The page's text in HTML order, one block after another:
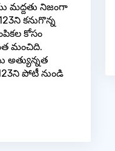
మద్దతు నిజంగా
కనుగొన్న
కోసం
మంచిది.
పోటీ నుండి